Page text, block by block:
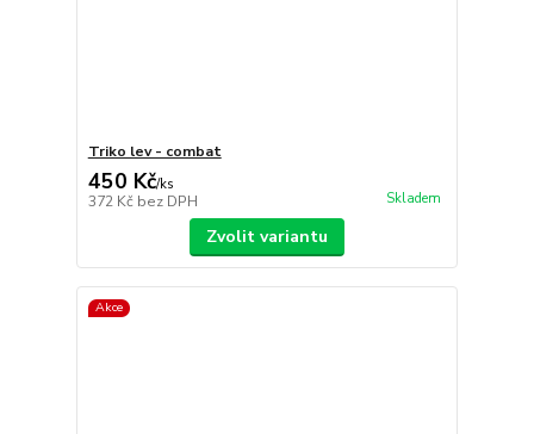
Triko lev - combat
450 Kč/ks
372 Kč bez DPH Skladem
Zvolit variantu
Akce